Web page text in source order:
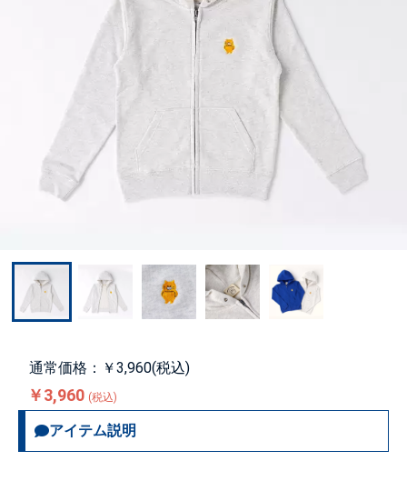
通常価格：￥3,960(税込)
￥3,960 (税込)
アイテム説明